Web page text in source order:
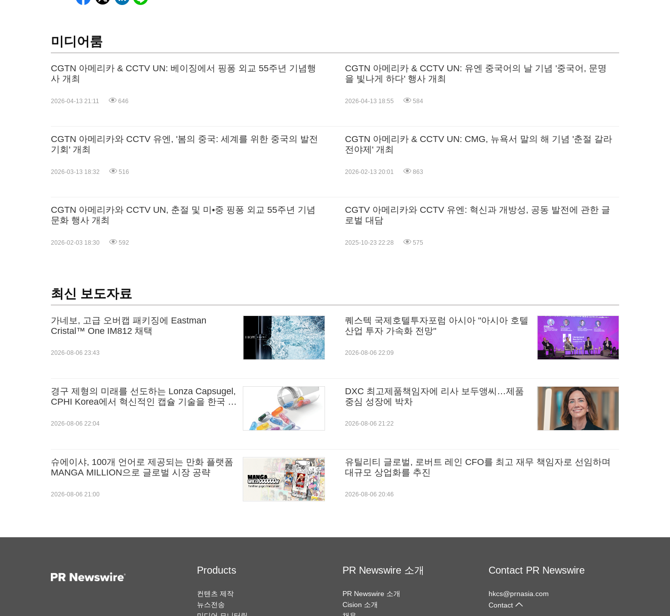
미디어룸
CGTN 아메리카 & CCTV UN: 베이징에서 핑퐁 외교 55주년 기념행
사 개최
2026-04-13 21:11 646
CGTN 아메리카 & CCTV UN: 유엔 중국어의 날 기념 '중국어, 문명
을 빛나게 하다' 행사 개최
2026-04-13 18:55 584
CGTN 아메리카와 CCTV 유엔, '봄의 중국: 세계를 위한 중국의 발전
기회' 개최
2026-03-13 18:32 516
CGTN 아메리카 & CCTV UN: CMG, 뉴욕서 말의 해 기념 '춘절 갈라
전야제' 개최
2026-02-13 20:01 863
CGTN 아메리카와 CCTV UN, 춘절 및 미•중 핑퐁 외교 55주년 기념
문화 행사 개최
2026-02-03 18:30 592
CGTV 아메리카와 CCTV 유엔: 혁신과 개방성, 공동 발전에 관한 글
로벌 대담
2025-10-23 22:28 575
최신 보도자료
가네보, 고급 오버캡 패키징에 Eastman
Cristal™ One IM812 채택
2026-08-06 23:43
퀘스텍 국제호텔투자포럼 아시아 "아시아 호텔
산업 투자 가속화 전망"
2026-08-06 22:09
경구 제형의 미래를 선도하는 Lonza Capsugel,
CPHI Korea에서 혁신적인 캡슐 기술을 한국 시
2026-08-06 22:04
DXC 최고제품책임자에 리사 보두앵씨…제품
중심 성장에 박차
2026-08-06 21:22
슈에이샤, 100개 언어로 제공되는 만화 플랫폼
MANGA MILLION으로 글로벌 시장 공략
2026-08-06 21:00
유틸리티 글로벌, 로버트 레인 CFO를 최고 재무 책임자로 선임하며
대규모 상업화를 추진
2026-08-06 20:46
Products
컨텐츠 제작
뉴스전송
PR Newswire 소개
PR Newswire 소개
Cision 소개
Contact PR Newswire
hkcs@prnasia.com
Contact